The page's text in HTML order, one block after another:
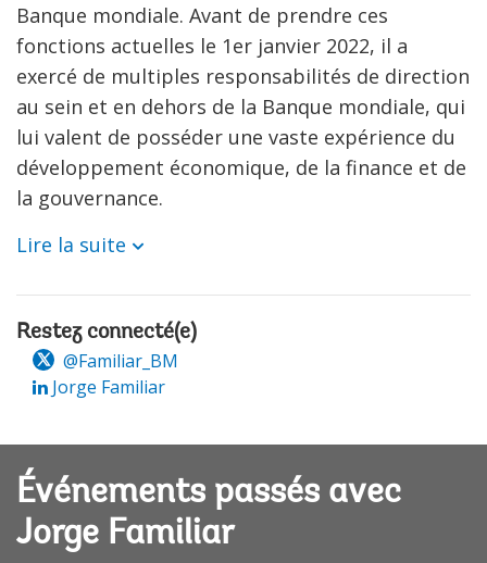
Banque mondiale. Avant de prendre ces
fonctions actuelles le 1er janvier 2022, il a
exercé de multiples responsabilités de direction
au sein et en dehors de la Banque mondiale, qui
lui valent de posséder une vaste expérience du
développement économique, de la finance et de
la gouvernance.
Lire la suite
Restez connecté(e)
@Familiar_BM
Jorge Familiar
Événements passés avec
Jorge Familiar